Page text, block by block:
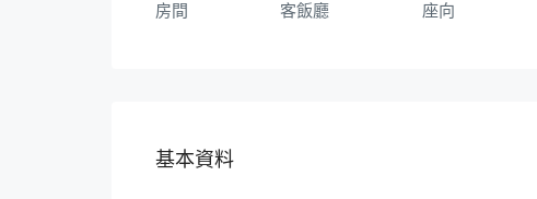
房間 客飯廳 座向
基本資料